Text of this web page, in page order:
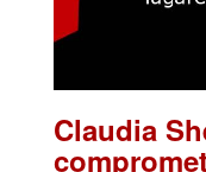
Claudia